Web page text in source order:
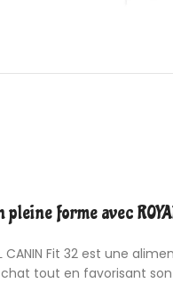
forme avec
CANIN Fit 32 est une
tout en favorisant